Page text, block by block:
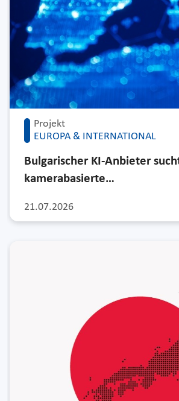
Projekt
EUROPA & INTERNATIONAL
21.07.2026
Bulgarischer KI-Anbieter
kamerabasierte…